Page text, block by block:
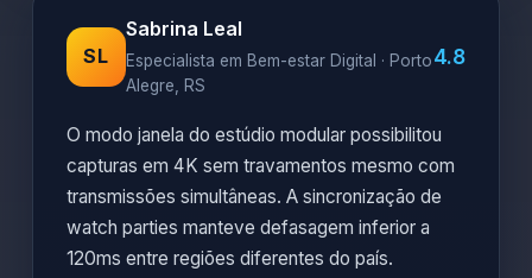
SL
Sabrina Leal
Especialista em Bem-estar Digital · Porto
Alegre, RS
4.8
O modo janela do estúdio modular possibilitou
capturas em 4K sem travamentos mesmo com
transmissões simultâneas. A sincronização de
watch parties manteve defasagem inferior a
120ms entre regiões diferentes do país.